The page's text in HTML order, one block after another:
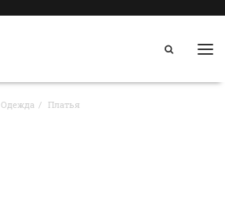
Одежда Платья